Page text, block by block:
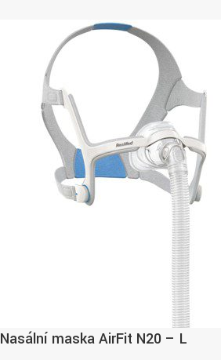
Nasální maska AirFit N20 – L